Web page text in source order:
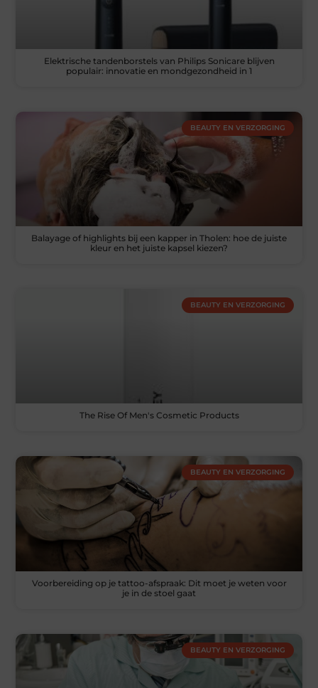
Elektrische tandenborstels van Philips Sonicare blijven
populair: innovatie en mondgezondheid in 1
BEAUTY EN VERZORGING
Balayage of highlights bij een kapper in Tholen: hoe de juiste
kleur en het juiste kapsel kiezen?
BEAUTY EN VERZORGING
The Rise Of Men's Cosmetic Products
BEAUTY EN VERZORGING
Voorbereiding op je tattoo-afspraak: Dit moet je weten voor
je in de stoel gaat
BEAUTY EN VERZORGING